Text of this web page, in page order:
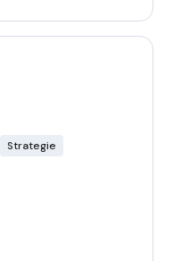
Strategie